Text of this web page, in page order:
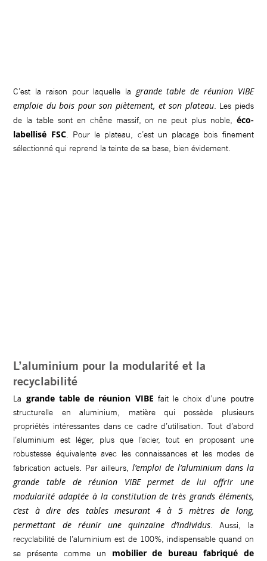
C’est la raison pour laquelle la grande table de réunion VIBE
emploie du bois pour son piètement, et son plateau. Les pieds
de la table sont en chêne massif, on ne peut plus noble, éco-
labellisé FSC. Pour le plateau, c’est un placage bois finement
sélectionné qui reprend la teinte de sa base, bien évidement.
L’aluminium pour la modularité et la
recyclabilité
La grande table de réunion VIBE fait le choix d’une poutre
structurelle en aluminium, matière qui possède plusieurs
propriétés intéressantes dans ce cadre d’utilisation. Tout d’abord
l’aluminium est léger, plus que l’acier, tout en proposant une
robustesse équivalente avec les connaissances et les modes de
fabrication actuels. Par ailleurs, l’emploi de l’aluminium dans la
grande table de réunion VIBE permet de lui offrir une
modularité adaptée à la constitution de très grands éléments,
c’est à dire des tables mesurant 4 à 5 mètres de long,
permettant de réunir une quinzaine d’individus. Aussi, la
recyclabilité de l’aluminium est de 100%, indispensable quand on
se présente comme un mobilier de bureau fabriqué de